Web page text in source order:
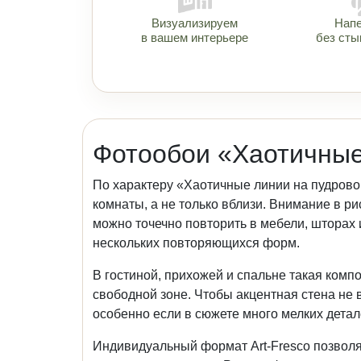
Визуализируем
в вашем интерьере
без
Фотообои
По характеру «Хаотичные линии на
комнаты, а не только вблизи. Внимание в
можно точечно повторить в мебели, шторах
нескольких повторяющихся форм.
В гостиной, прихожей и спальне такая
свободной зоне. Чтобы акцентная стена
особенно если в сюжете много мелких
Индивидуальный формат Art-Fresco